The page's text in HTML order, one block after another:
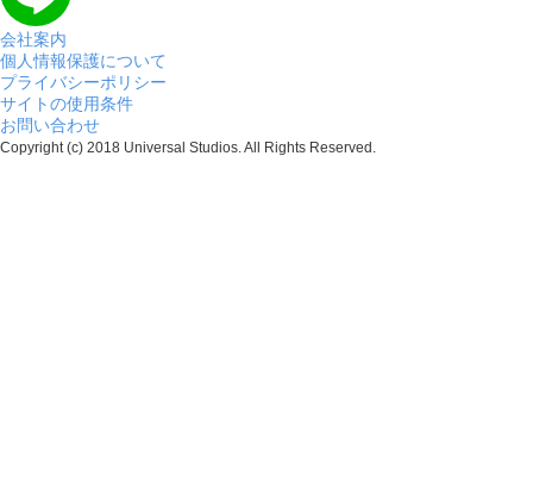
会社案内
個人情報保護について
プライバシーポリシー
サイトの使用条件
お問い合わせ
Copyright (c) 2018 Universal Studios. All Rights Reserved.